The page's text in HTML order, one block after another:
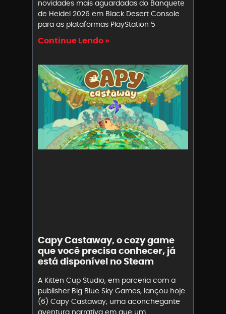
novidades mais aguardadas do Banquete
de Heidel 2026 em Black Desert Console
para as plataformas PlayStation 5
Continue Lendo »
Capy Castaway, o cozy game
que você precisa conhecer, já
está disponível no Steam
A Kitten Cup Studio, em parceria com a
publisher Big Blue Sky Games, lançou hoje
(6) Capy Castaway, uma aconchegante
aventura narrativa em que um